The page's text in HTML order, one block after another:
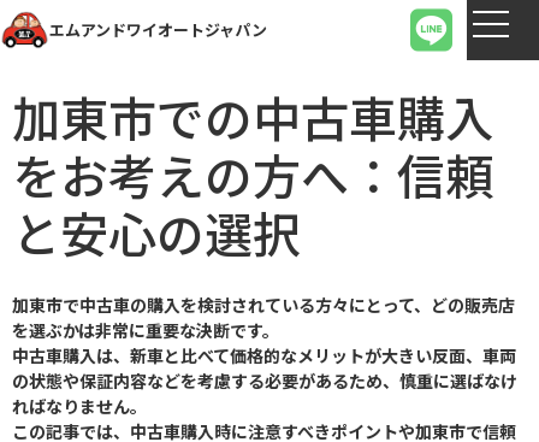
エムアンドワイオートジャパン
加東市での中古車購入
をお考えの方へ：信頼
と安心の選択
加東市で中古車の購入を検討されている方々にとって、どの販売店
を選ぶかは非常に重要な決断です。
中古車購入は、新車と比べて価格的なメリットが大きい反面、車両
の状態や保証内容などを考慮する必要があるため、慎重に選ばなけ
ればなりません。
この記事では、中古車購入時に注意すべきポイントや加東市で信頼